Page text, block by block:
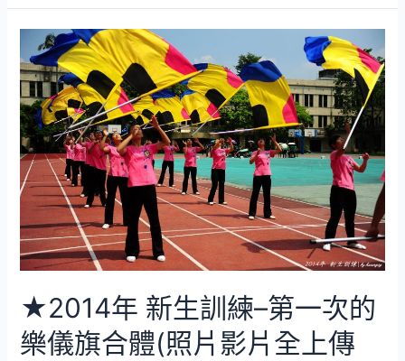
訓
練
(照
片
影
片
全
上
傳)
★2014年 新生訓練–第一次的
樂儀旗合體(照片影片全上傳